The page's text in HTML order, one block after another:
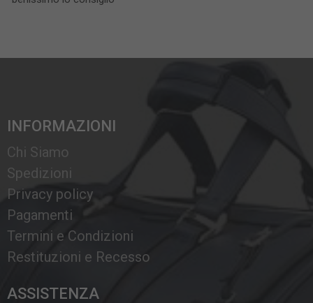
INFORMAZIONI
Chi Siamo
Spedizioni
Privacy policy
Pagamenti
Termini e Condizioni
Restituzioni e Recesso
ASSISTENZA